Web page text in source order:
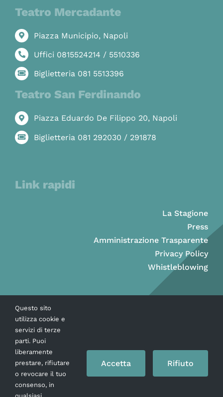
Teatro Mercadante
Piazza Municipio, Napoli
Uffici 0815524214 / 5510336
Biglietteria 081 5513396
Teatro San Ferdinando
Piazza Eduardo De Filippo 20, Napoli
Biglietteria 081 292030 / 291878
Link rapidi
La Stagione
Press
Amministrazione Trasparente
Privacy Policy
Whistleblowing
Copyright © Ass. Teatro Stabile della Città di Napoli 2026
Questo sito
utilizza cookie e
servizi di terze
parti. Puoi
liberamente
prestare, rifiutare
o revocare il tuo
consenso, in
Accetta Rifiuto